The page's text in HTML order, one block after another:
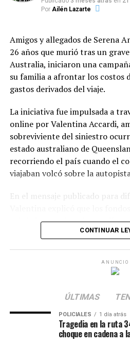
Financiamiento,
La red se enmarca en la
(sancionada en 2024), la cual
Asistencia Alimentaria. Este
mediante una alícuota
Registro e Inspección (DREI)
entidades financieras.
Los fondos se destinan al
equipamiento de cocina y
edilicia. Como contraparte, la
Registro Municipal de
Comunitarios, que exige
acreditación de nómina de
En términos presupuestarios,
exclusiva para compra de
un82% entre 2024 y 2025,
el municipio incrementó un
transferencias monetarias para
aumento en los precios de los
estructuras edilicias y viviendas
siniestro, confirmando que las
afectaron principalmente a
malezas y monte natural. Por
desencadenó el incidente logró
iniciaron las primeras llamas,
Por Ailén Lazarte
Amigos y allegados de Serena
26 años que murió tras un
Australia, iniciaron una
su familia a afrontar los costos
gastos derivados del viaje.
La iniciativa fue impulsada a
online por Valentina Accardi,
sobreviviente del siniestro
estado australiano de
recorriendo el país cuando el
viajaban volcó sobre la
En el mensaje publicado para
cubrir los pasajes y la estadía
en Australia, además de los
colaboración para conseguir
el país oceánico realizando las
correspondientes.
CONTINUAR
ANUNCIO
ÚLTIMAS
POLICIALES 1 día atrás
Tragedia en la ruta
choque en cadena a